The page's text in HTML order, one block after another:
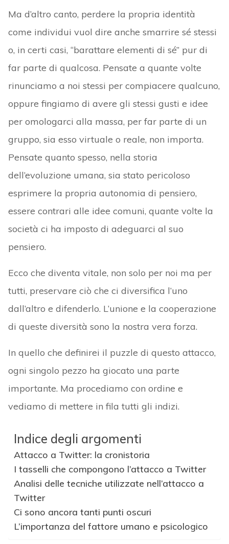
Ma d’altro canto, perdere la propria identità
come individui vuol dire anche smarrire sé stessi
o, in certi casi, “barattare elementi di sé” pur di
far parte di qualcosa. Pensate a quante volte
rinunciamo a noi stessi per compiacere qualcuno,
oppure fingiamo di avere gli stessi gusti e idee
per omologarci alla massa, per far parte di un
gruppo, sia esso virtuale o reale, non importa.
Pensate quanto spesso, nella storia
dell’evoluzione umana, sia stato pericoloso
esprimere la propria autonomia di pensiero,
essere contrari alle idee comuni, quante volte la
società ci ha imposto di adeguarci al suo
pensiero.
Ecco che diventa vitale, non solo per noi ma per
tutti, preservare ciò che ci diversifica l’uno
dall’altro e difenderlo. L’unione e la cooperazione
di queste diversità sono la nostra vera forza.
In quello che definirei il puzzle di questo attacco,
ogni singolo pezzo ha giocato una parte
importante. Ma procediamo con ordine e
vediamo di mettere in fila tutti gli indizi.
Indice degli argomenti
Attacco a Twitter: la cronistoria
I tasselli che compongono l’attacco a Twitter
Analisi delle tecniche utilizzate nell’attacco a
Twitter
Ci sono ancora tanti punti oscuri
L’importanza del fattore umano e psicologico